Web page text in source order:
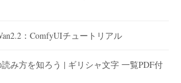
：ComfyUIチュートリアル
み方を知ろう | ギリシャ文字 一覧PDF付